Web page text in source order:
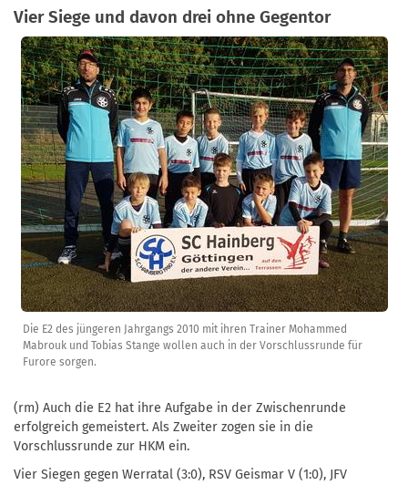
Vier Siege und davon drei ohne Gegentor
Die E2 des jüngeren Jahrgangs 2010 mit ihren Trainer Mohammed
Mabrouk und Tobias Stange wollen auch in der Vorschlussrunde für
Furore sorgen.
(rm) Auch die E2 hat ihre Aufgabe in der Zwischenrunde
erfolgreich gemeistert. Als Zweiter zogen sie in die
Vorschlussrunde zur HKM ein.
Vier Siegen gegen Werratal (3:0), RSV Geismar V (1:0), JFV